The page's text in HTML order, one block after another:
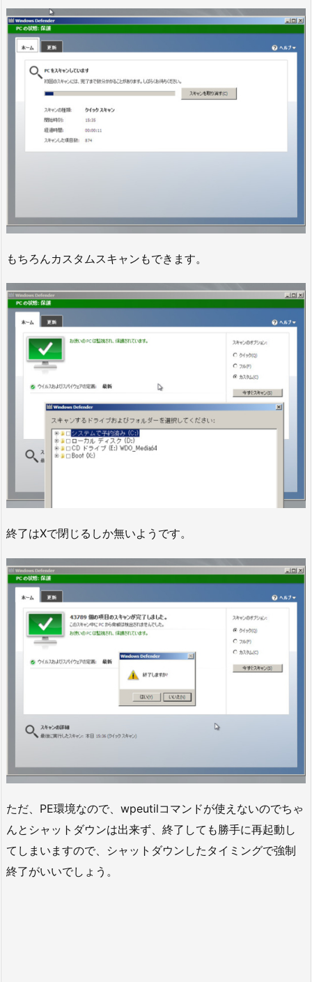
もちろんカスタムスキャンもできます。
終了はXで閉じるしか無いようです。
ただ、PE環境なので、wpeutilコマンドが使えないのでちゃ
んとシャットダウンは出来ず、終了しても勝手に再起動し
てしまいますので、シャットダウンしたタイミングで強制
終了がいいでしょう。